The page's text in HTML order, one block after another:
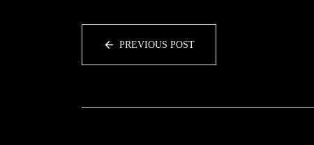
PREVIOUS POST